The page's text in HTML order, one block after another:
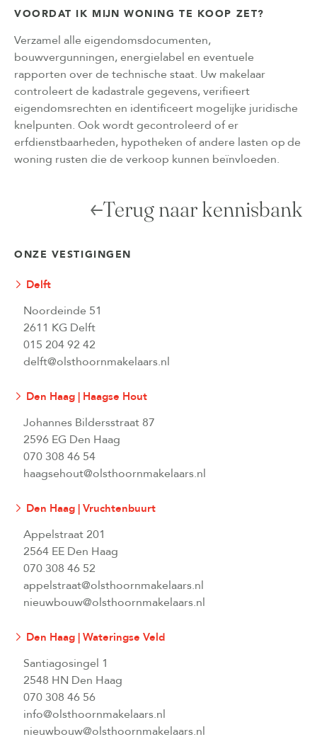
VOORDAT IK MIJN WONING TE KOOP ZET?
Verzamel alle eigendomsdocumenten,
bouwvergunningen, energielabel en eventuele
rapporten over de technische staat. Uw makelaar
controleert de kadastrale gegevens, verifieert
eigendomsrechten en identificeert mogelijke juridische
knelpunten. Ook wordt gecontroleerd of er
erfdienstbaarheden, hypotheken of andere lasten op de
woning rusten die de verkoop kunnen beïnvloeden.
Terug naar kennisbank
ONZE VESTIGINGEN
Delft
Noordeinde 51
2611 KG Delft
015 204 92 42
delft@olsthoornmakelaars.nl
Den Haag | Haagse Hout
Johannes Bildersstraat 87
2596 EG Den Haag
070 308 46 54
haagsehout@olsthoornmakelaars.nl
Den Haag | Vruchtenbuurt
Appelstraat 201
2564 EE Den Haag
070 308 46 52
appelstraat@olsthoornmakelaars.nl
nieuwbouw@olsthoornmakelaars.nl
Den Haag | Wateringse Veld
Santiagosingel 1
2548 HN Den Haag
070 308 46 56
info@olsthoornmakelaars.nl
nieuwbouw@olsthoornmakelaars.nl